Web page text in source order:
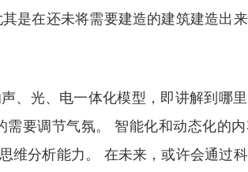
是在还未将需要建造的建筑建造出
、光、电一体化模型，即讲解到哪
要调节气氛。 智能化和动态化的
维分析能力。 在未来，或许会通过